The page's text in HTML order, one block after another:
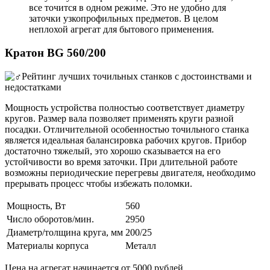
все точится в одном режиме. Это не удобно для
заточки узкопрофильных предметов. В целом
неплохой агрегат для бытового применения.
Кратон BG 560/200
Мощность устройства полностью соответствует диаметру
кругов. Размер вала позволяет применять круги разной
посадки. Отличительной особенностью точильного станка
является идеальная балансировка рабочих кругов. Прибор
достаточно тяжелый, это хорошо сказывается на его
устойчивости во время заточки. При длительной работе
возможны периодические перегревы двигателя, необходимо
прерывать процесс чтобы избежать поломки.
Мощность, Вт
560
Число оборотов/мин.
2950
Диаметр/толщина круга, мм 200/25
Материалы корпуса
Металл
Цена на агрегат начинается от 5000 рублей.